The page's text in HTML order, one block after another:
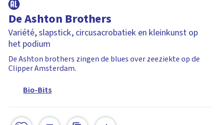
De Ashton Brothers
Variété, slapstick, circusacrobatiek en kleinkunst op
het podium
De Ashton brothers zingen de blues over zeeziekte op de
Clipper Amsterdam.
Bio-Bits